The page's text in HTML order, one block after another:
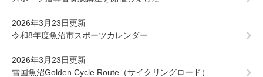
2026年3月23日更新
令和8年度魚沼市スポーツカレンダー
2026年3月23日更新
雪国魚沼Golden Cycle Route（サイクリングロード）